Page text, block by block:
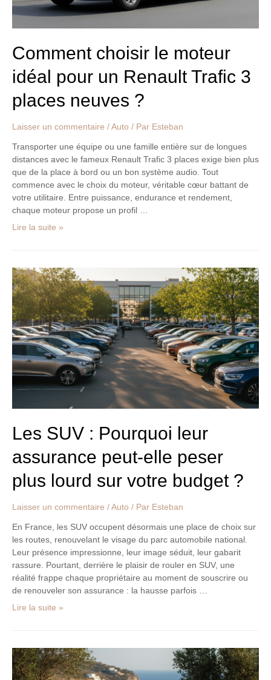
Comment choisir le moteur
idéal pour un Renault Trafic 3
places neuves ?
Laisser un commentaire / Auto / Par Esteban
Transporter une équipe ou une famille entière sur de longues
distances avec le fameux Renault Trafic 3 places exige bien plus
que de la place à bord ou un bon système audio. Tout
commence avec le choix du moteur, véritable cœur battant de
votre utilitaire. Entre puissance, endurance et rendement,
chaque moteur propose un profil …
3
?
Lire la suite »
Les SUV : Pourquoi leur
assurance peut-elle peser
plus lourd sur votre budget ?
Laisser un commentaire / Auto / Par Esteban
En France, les SUV occupent désormais une place de choix sur
les routes, renouvelant le visage du parc automobile national.
Leur présence impressionne, leur image séduit, leur gabarit
rassure. Pourtant, derrière le plaisir de rouler en SUV, une
réalité frappe chaque propriétaire au moment de souscrire ou
de renouveler son assurance : la hausse parfois …
Les
SUV
:
Pourquoi
leur
assurance
peut-
elle
peser
plus
votre
budget
Lire la suite »
Voyage
en